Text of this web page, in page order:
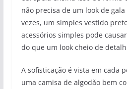
não precisa de um look de
vezes, um simples vestido
acessórios simples pode
do que um look cheio de
A sofisticação é vista em cada
uma camisa de algodão bem